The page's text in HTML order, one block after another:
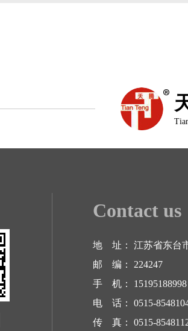
Contact us
地 址： 江苏省东台
邮 编： 224247
手 机： 15195188998
电 话： 0515-
传 真： 0515-